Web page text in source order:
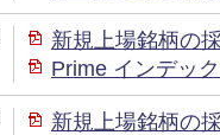
新規上場銘柄の
Prime インデッ
新規上場銘柄の